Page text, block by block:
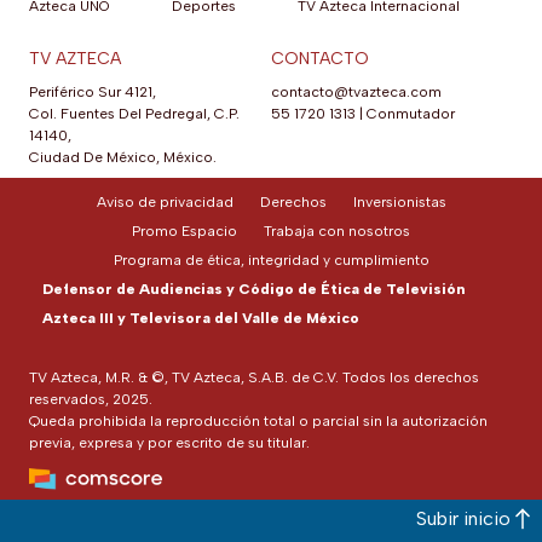
Azteca UNO
Deportes
TV Azteca Internacional
TV AZTECA
Periférico Sur 4121,
Col. Fuentes Del Pedregal, C.P.
14140,
Ciudad De México, México.
CONTACTO
contacto@tvazteca.com
55 1720 1313
Conmutador
TV Azteca, M.R. & ©, TV Azteca, S.A.B. de C.V. Todos los derechos
reservados, 2025.
Queda prohibida la reproducción total o parcial sin la autorización
previa, expresa y por escrito de su titular.
Aviso de privacidad Derechos
Inversionistas
Promo Espacio
Trabaja con nosotros
Programa de ética, integridad y cumplimiento
Defensor de Audiencias y Código de Ética de Televisión
Azteca III y Televisora del Valle de México
Subir inicio